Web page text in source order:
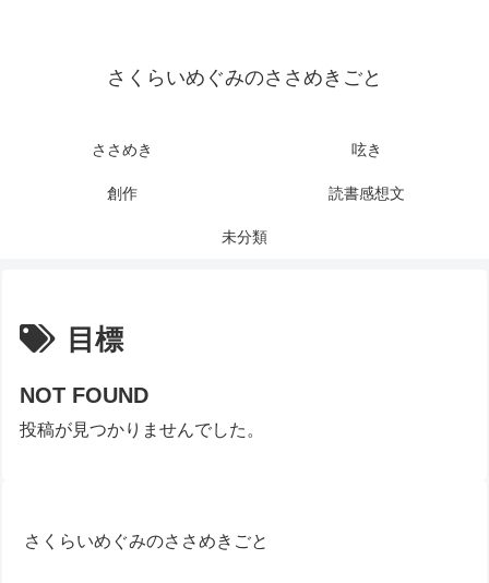
さくらいめぐみのささめきごと
ささめき 呟き
創作 読書感想文
未分類
目標
NOT FOUND
投稿が見つかりませんでした。
さくらいめぐみのささめきごと